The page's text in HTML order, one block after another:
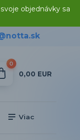
objednávky sa
0
0,00 EUR
Viac